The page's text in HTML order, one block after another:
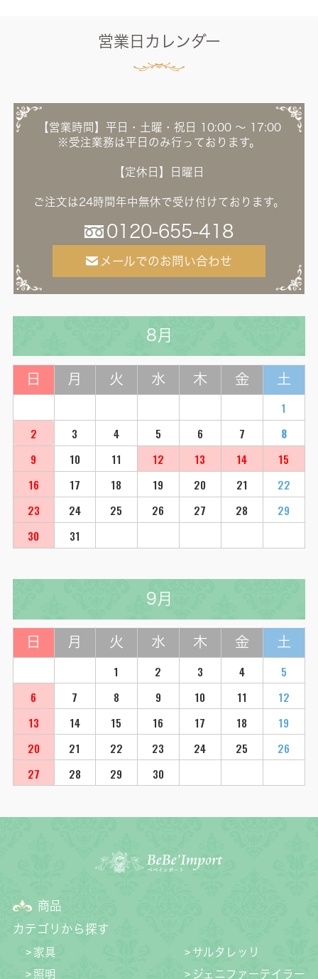
営業日カレンダー
【営業時間】平日・土曜・祝日 10:00 ～ 17:00
※受注業務は平日のみ行っております。
【定休日】日曜日
ご注文は24時間年中無休で受け付けております。
0120-655-418
メールでのお問い合わせ
8月
日 月 火 水 木 金 土
1
2
3 4 5 6 7
8
9
10 11 12 13 14
15
16
17 18 19 20 21
22
23
24 25 26 27 28
29
30
31
9月
日 月 火 水 木 金 土
1 2 3 4
5
6
7 8 9 10 11
12
13
14 15 16 17 18
19
20
21 22 23 24 25
26
27
28 29 30
商品
カテゴリから探す
家具
照明
サルタレッリ
ジェニファーテイラー